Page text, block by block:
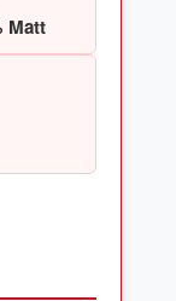
Matt